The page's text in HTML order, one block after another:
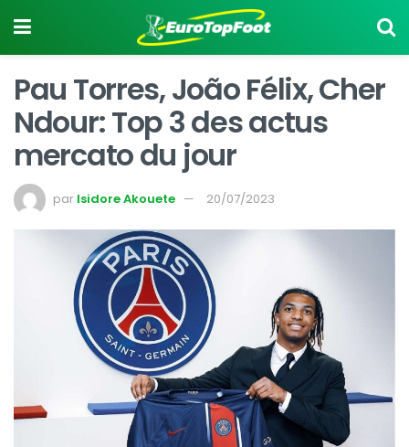
Pau Torres, João Félix, Cher
Ndour: Top 3 des actus
mercato du jour
par Isidore Akouete 20/07/2023